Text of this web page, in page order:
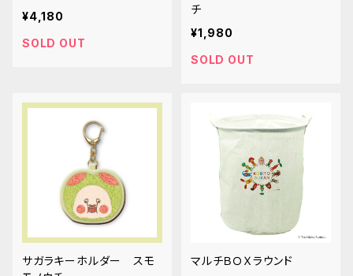
¥4,180
SOLD OUT
チ
¥1,980
SOLD OUT
サガラキーホルダー スモ
マルチＢＯＸラウンド